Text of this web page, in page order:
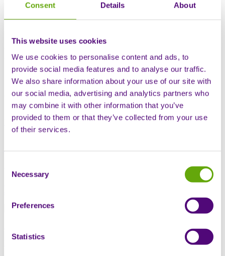
Consent Details About
This website uses cookies
We use cookies to personalise content and ads, to
provide social media features and to analyse our traffic.
We also share information about your use of our site with
our social media, advertising and analytics partners who
may combine it with other information that you’ve
provided to them or that they’ve collected from your use
of their services.
Selection
Necessary
Preferences
Statistics
Home
Wissensdrehscheibe
Nachrichten
Filter by content category
Filter by market
View all
Wenn Patienten hoffen und Unternehmen entdecken, liefern wir